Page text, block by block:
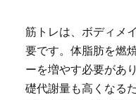
筋トレは、ボディメ
要です。体脂肪を燃
ーを増やす必要があ
礎代謝量も高くなる